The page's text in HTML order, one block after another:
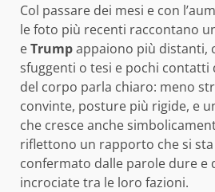
Col passare dei mesi e con
le foto più recenti raccontano
eTrumpappaiono più distanti,
sfuggenti o tesi e pochi contatti
del corpo parla chiaro: meno
convinte, posture più rigide, e
che cresce anche
riflettono un rapporto che si
confermato dalle parole dure e
incrociate tra le loro fazioni.